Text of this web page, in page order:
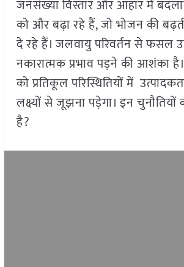
जनसंख्या विस्तार और आहार में
को और बढ़ा रहे हैं, जो भोजन की
दे रहे हैं। जलवायु परिवर्तन से फसल
नकारात्मक प्रभाव पड़ने की आशंका
को प्रतिकूल परिस्थितियों में
लक्ष्यों से जूझना पड़ेगा। इन चुनौतियों
है?